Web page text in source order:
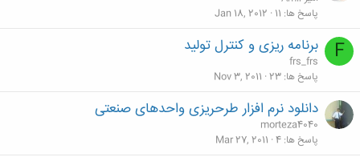
پاسخ ها 11
Jan 18, 2012
F برنامه ریزی و کنترل تولید
frs_frs
پاسخ ها 23
Nov 3, 2011
دانلود نرم افزار طرحریزی واحدهای صنعتی
morteza4040
پاسخ ها 4
Mar 27, 2011